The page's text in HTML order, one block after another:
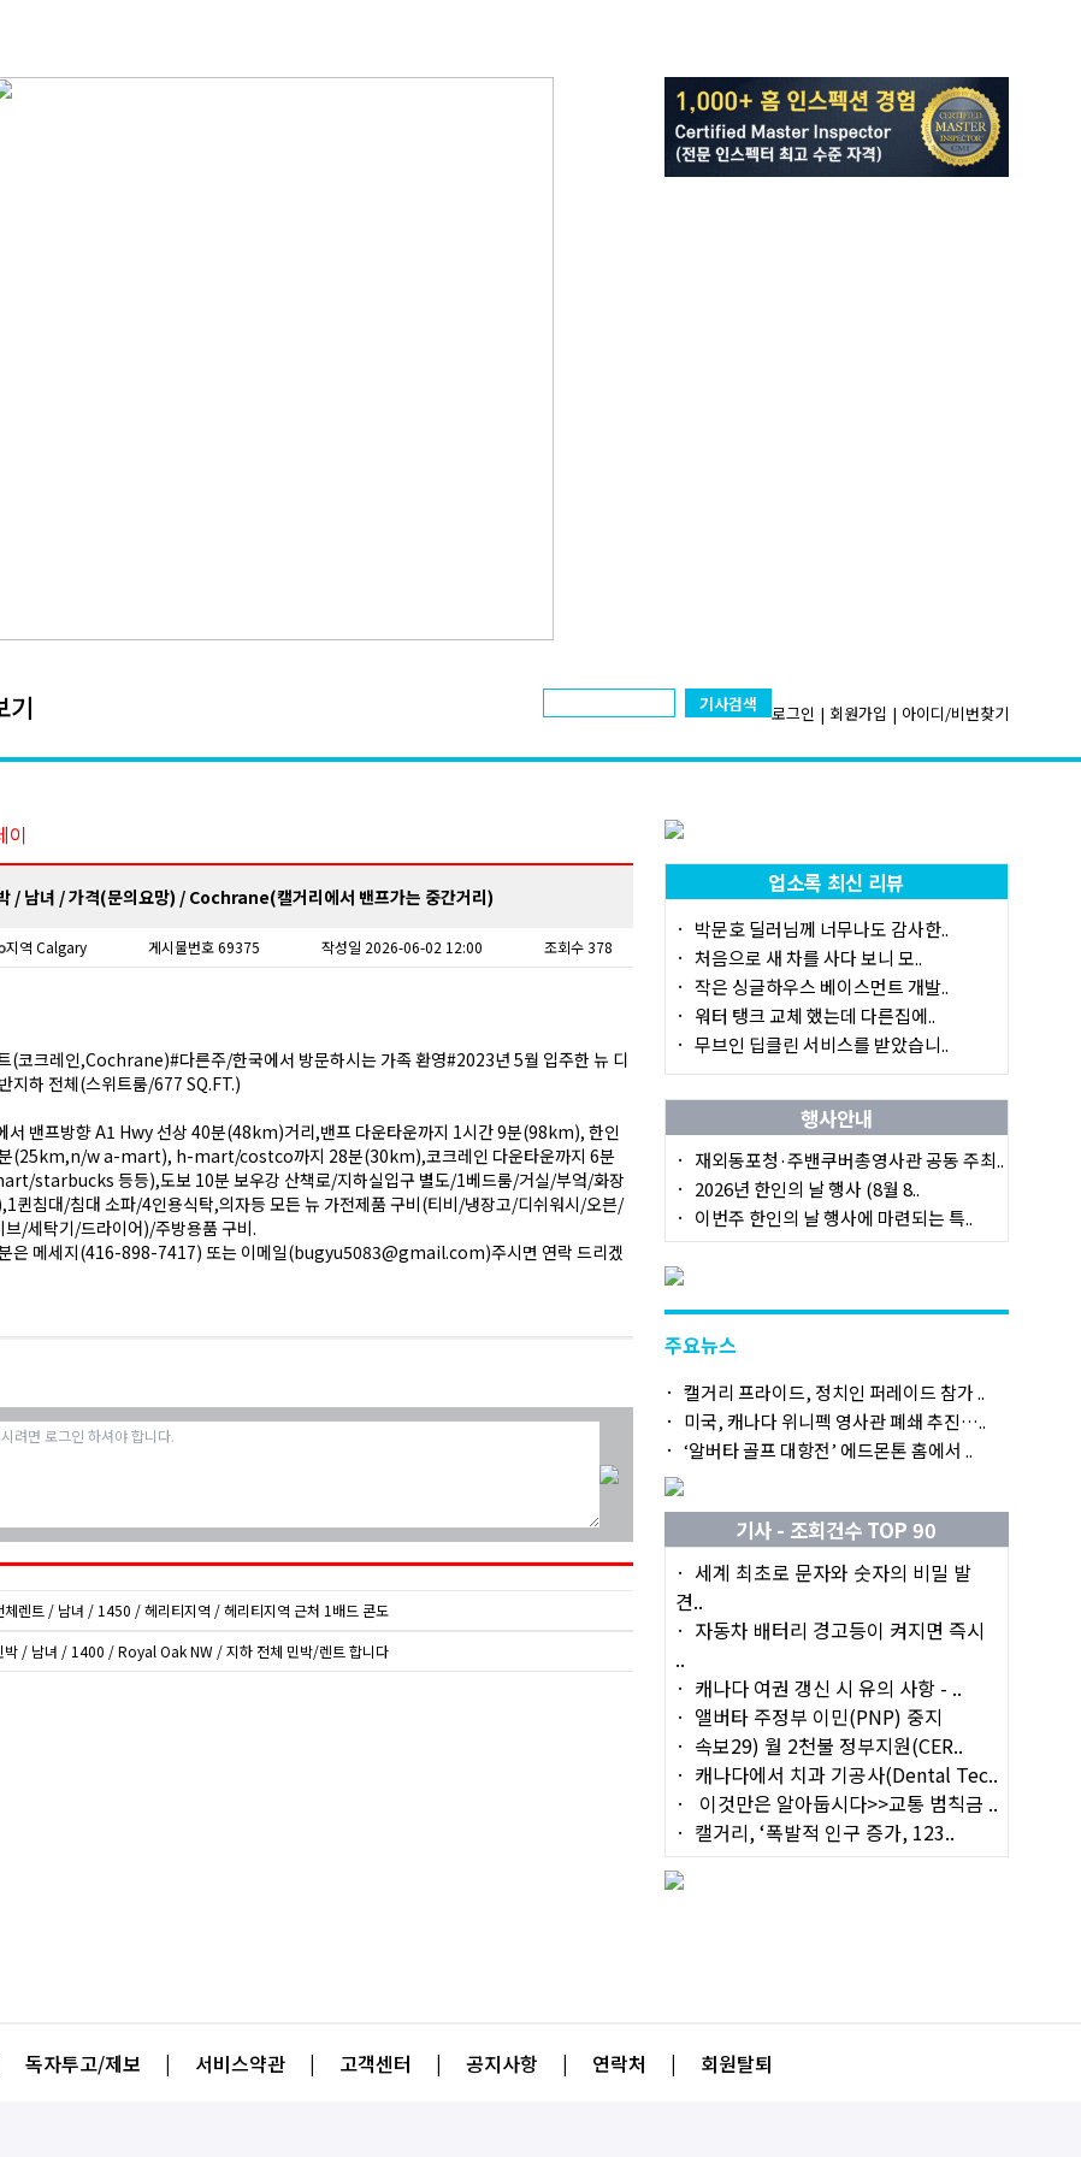
기 기사검색 로그인 | 회원가입 | 아이디/비번찾기
이
/ 남녀 / 가격(문의요망) / Cochrane(캘거리에서 밴프가는 중간거리)
지역 Calgary 게시물번호 69375 작성일 2026-06-02 12:00 조회수 378
(코크레인,Cochrane)#다른주/한국에서 방문하시는 가족 환영#2023년 5월 입주한 뉴 디
지하 전체(스위트룸/677 SQ.FT.)
서 밴프방향 A1 Hwy 선상 40분(48km)거리,밴프 다운타운까지 1시간 9분(98km), 한인
(25km,n/w a-mart), h-mart/costco까지 28분(30km),코크레인 다운타운까지 6분
starbucks 등등),도보 10분 보우강 산책로/지하실입구 별도/1베드룸/거실/부엌/화장
퀸침대/침대 소파/4인용식탁,의자등 모든 뉴 가전제품 구비(티비/냉장고/디쉬워시/오븐/
브/세탁기/드라이어)/주방용품 구비.
은 메세지(416-898-7417) 또는 이메일(bugyu5083@gmail.com)주시면 연락 드리겠
렌트 / 남녀 / 1450 / 헤리티지역 / 헤리티지역 근처 1배드 콘도
박 / 남녀 / 1400 / Royal Oak NW / 지하 전체 민박/렌트 합니다
업소록 최신 리뷰
박문호 딜러님께 너무나도 감사한..
처음으로 새 차를 사다 보니 모..
작은 싱글하우스 베이스먼트 개발..
워터 탱크 교체 했는데 다른집에..
무브인 딥클린 서비스를 받았습니..
행사안내
재외동포청·주밴쿠버총영사관 공동 주최..
2026년 한인의 날 행사 (8월 8..
이번주 한인의 날 행사에 마련되는 특..
주요뉴스
캘거리 프라이드, 정치인 퍼레이드 참가 ..
미국, 캐나다 위니펙 영사관 폐쇄 추진…..
‘알버타 골프 대항전’ 에드몬톤 홈에서 ..
기사 - 조회건수 TOP 90
세계 최초로 문자와 숫자의 비밀 발
견..
자동차 배터리 경고등이 켜지면 즉시
..
캐나다 여권 갱신 시 유의 사항 - ..
앨버타 주정부 이민(PNP) 중지
속보29) 월 2천불 정부지원(CER..
캐나다에서 치과 기공사(Dental Tec..
이것만은 알아둡시다>>교통 범칙금 ..
캘거리, ‘폭발적 인구 증가, 123..
독자투고/제보 | 서비스약관 | 고객센터 | 공지사항 | 연락처 | 회원탈퇴